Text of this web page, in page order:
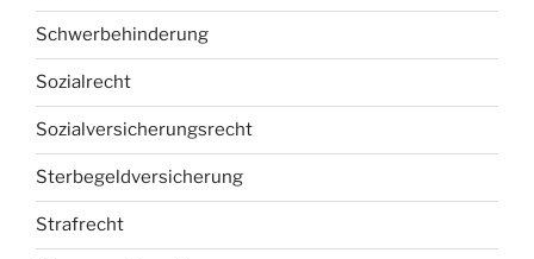
Schwerbehinderung
Sozialrecht
Sozialversicherungsrecht
Sterbegeldversicherung
Strafrecht